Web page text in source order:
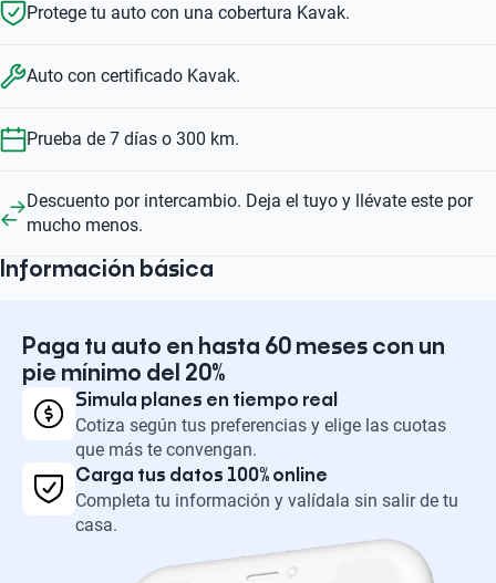
Protege tu auto con una cobertura Kavak.
Auto con certificado Kavak.
Prueba de 7 días o 300 km.
Descuento por intercambio. Deja el tuyo y llévate este por
mucho menos.
Información básica
Paga tu auto en hasta 60 meses con un
pie mínimo del 20%
Simula planes en tiempo real
Cotiza según tus preferencias y elige las cuotas
que más te convengan.
Carga tus datos 100% online
Completa tu información y valídala sin salir de tu
casa.